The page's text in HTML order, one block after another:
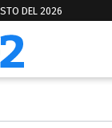
DEL 2026